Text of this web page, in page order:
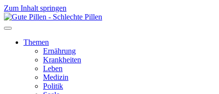
Zum Inhalt springen
Themen
Ernährung
Krankheiten
Leben
Medizin
Politik